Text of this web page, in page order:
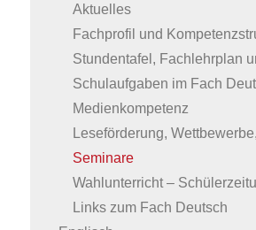
Aktuelles
Fachprofil und
Stundentafel, Fachlehrplan
Schulaufgaben im Fach
Medienkompetenz
Leseförderung,
Seminare
Wahlunterricht –
Links zum Fach Deutsch